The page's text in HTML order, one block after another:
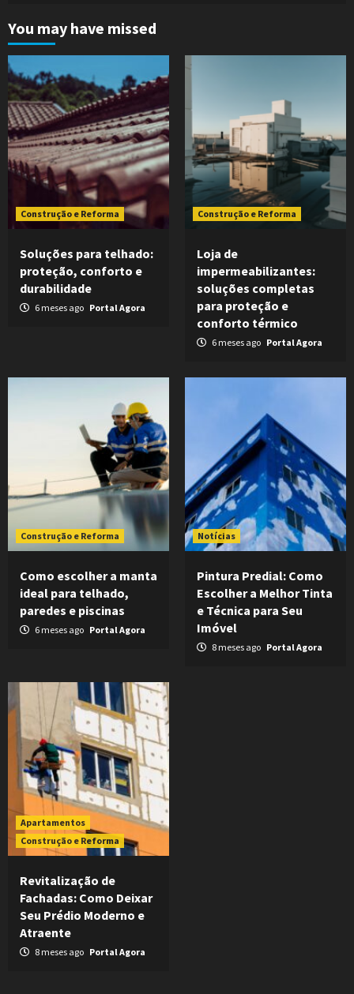
You may have missed
Construção e Reforma
Soluções para telhado:
proteção, conforto e
durabilidade
6 meses ago Portal Agora
Construção e Reforma
Loja de
impermeabilizantes:
soluções completas
para proteção e
conforto térmico
6 meses ago Portal Agora
Construção e Reforma
Como escolher a manta
ideal para telhado,
paredes e piscinas
6 meses ago Portal Agora
Notícias
Pintura Predial: Como
Escolher a Melhor Tinta
e Técnica para Seu
Imóvel
8 meses ago Portal Agora
Apartamentos
Construção e Reforma
Revitalização de
Fachadas: Como Deixar
Seu Prédio Moderno e
Atraente
8 meses ago Portal Agora